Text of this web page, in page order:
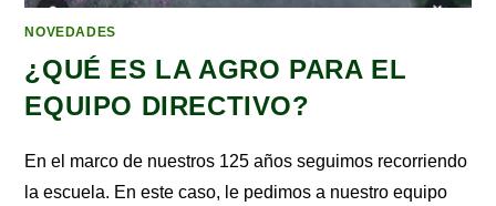
NOVEDADES
¿QUÉ ES LA AGRO PARA EL
EQUIPO DIRECTIVO?
En el marco de nuestros 125 años seguimos recorriendo
la escuela. En este caso, le pedimos a nuestro equipo